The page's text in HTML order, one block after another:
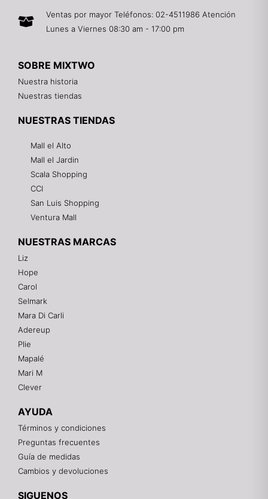
Ventas por mayor Teléfonos: 02-4511986 Atención
Lunes a Viernes 08:30 am - 17:00 pm
SOBRE MIXTWO
Nuestra historia
Nuestras tiendas
NUESTRAS TIENDAS
Mall el Alto
Mall el Jardin
Scala Shopping
CCI
San Luis Shopping
Ventura Mall
NUESTRAS MARCAS
Liz
Hope
Carol
Selmark
Mara Di Carli
Adereup
Plie
Mapalé
Mari M
Clever
AYUDA
Términos y condiciones
Preguntas frecuentes
Guía de medidas
Cambios y devoluciones
SIGUENOS
¡Hola! 👋
Gracias por visitarnos. Te asesoramos
personalmente con tu compra: tallas, envíos y
pagos.
Recuerda: 10% de descuento en tu primera compra
Contáctanos por el canal que prefieras 💕
WhatsApp
Instagram